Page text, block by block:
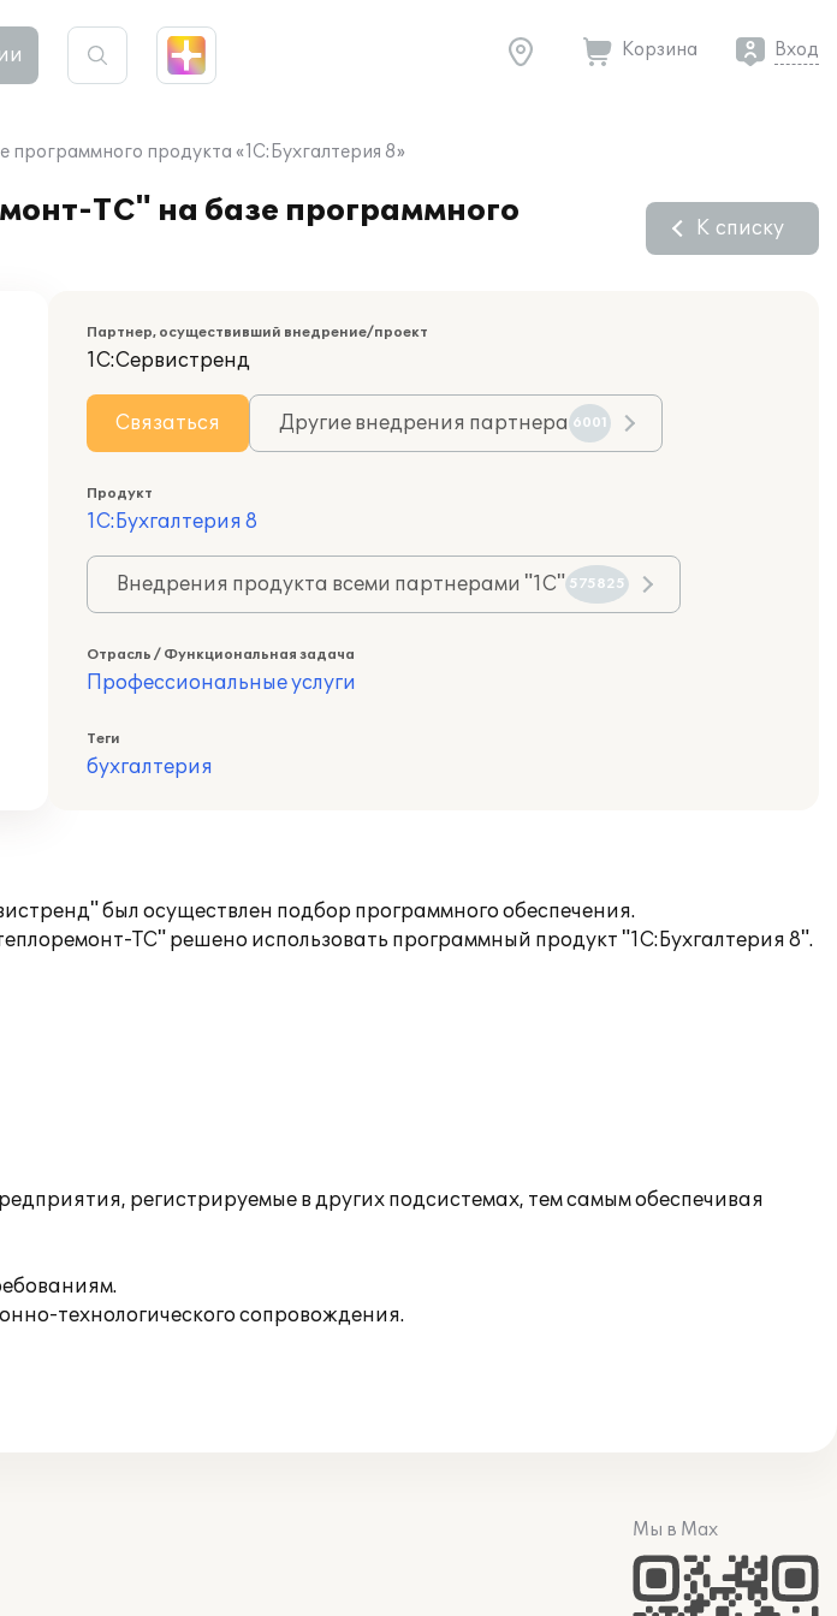
Корзина Вход
продукта «1С:Бухгалтерия 8»
ТС" на базе программного
К списку
Партнер, осуществивший внедрение/проект
1С:Сервистренд
Связаться Другие внедрения партнера 6001
Продукт
1С:Бухгалтерия 8
Внедрения продукта всеми партнерами "1С" 575825
Отрасль / Функциональная задача
Профессиональные услуги
Теги
бухгалтерия
был осуществлен подбор программного обеспечения.
ТС" решено использовать программный продукт "1С:Бухгалтерия 8".
регистрируемые в других подсистемах, тем самым обеспечивая
технологического сопровождения.
Мы в Max